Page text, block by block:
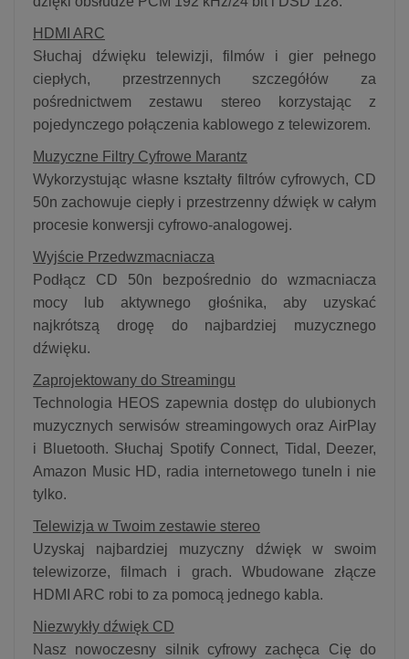
HDMI ARC
Słuchaj dźwięku telewizji, filmów i gier pełnego
ciepłych, przestrzennych szczegółów za
pośrednictwem zestawu stereo korzystając z
pojedynczego połączenia kablowego z telewizorem.
Muzyczne Filtry Cyfrowe Marantz
Wykorzystując własne kształty filtrów cyfrowych, CD
50n zachowuje ciepły i przestrzenny dźwięk w całym
procesie konwersji cyfrowo-analogowej.
Wyjście Przedwzmacniacza
Podłącz CD 50n bezpośrednio do wzmacniacza
mocy lub aktywnego głośnika, aby uzyskać
najkrótszą drogę do najbardziej muzycznego
dźwięku.
Zaprojektowany do Streamingu
Technologia HEOS zapewnia dostęp do ulubionych
muzycznych serwisów streamingowych oraz AirPlay
i Bluetooth. Słuchaj Spotify Connect, Tidal, Deezer,
Amazon Music HD, radia internetowego tuneIn i nie
tylko.
Telewizja w Twoim zestawie stereo
Uzyskaj najbardziej muzyczny dźwięk w swoim
telewizorze, filmach i grach. Wbudowane złącze
HDMI ARC robi to za pomocą jednego kabla.
Niezwykły dźwięk CD
Nasz nowoczesny silnik cyfrowy zachęca Cię do